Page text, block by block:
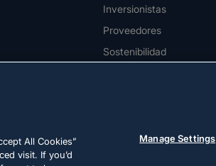
Inversionistas
Proveedores
Sostenibilidad
All Cookies”
visit. If you’d
Manage Settings